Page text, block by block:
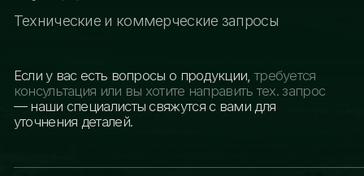
Я соглашаюсь с политикой компании и
разрешаю обработку персональных данных
ОТПРАВИТЬ